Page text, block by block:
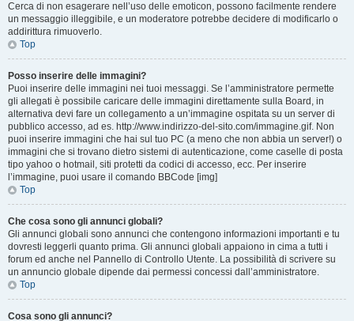
Cerca di non esagerare nell’uso delle emoticon, possono facilmente rendere
un messaggio illeggibile, e un moderatore potrebbe decidere di modificarlo o
addirittura rimuoverlo.
Top
Posso inserire delle immagini?
Puoi inserire delle immagini nei tuoi messaggi. Se l’amministratore permette
gli allegati è possibile caricare delle immagini direttamente sulla Board, in
alternativa devi fare un collegamento a un’immagine ospitata su un server di
pubblico accesso, ad es. http://www.indirizzo-del-sito.com/immagine.gif. Non
puoi inserire immagini che hai sul tuo PC (a meno che non abbia un server!) o
immagini che si trovano dietro sistemi di autenticazione, come caselle di posta
tipo yahoo o hotmail, siti protetti da codici di accesso, ecc. Per inserire
l’immagine, puoi usare il comando BBCode [img]
Top
Che cosa sono gli annunci globali?
Gli annunci globali sono annunci che contengono informazioni importanti e tu
dovresti leggerli quanto prima. Gli annunci globali appaiono in cima a tutti i
forum ed anche nel Pannello di Controllo Utente. La possibilità di scrivere su
un annuncio globale dipende dai permessi concessi dall’amministratore.
Top
Cosa sono gli annunci?